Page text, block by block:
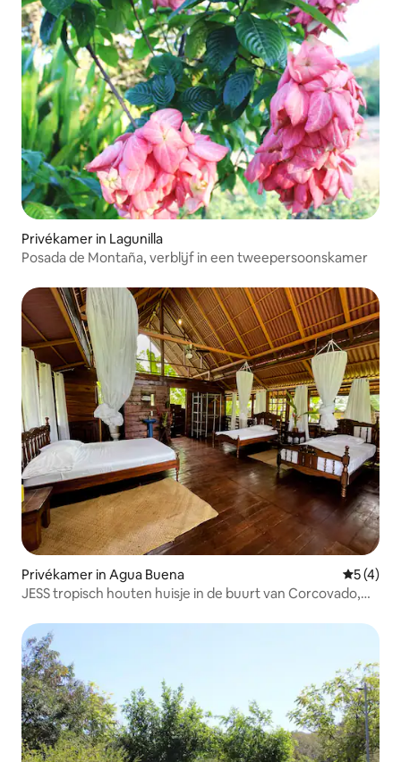
Privékamer in Lagunilla
Posada de Montaña, verblijf in een tweepersoonskamer
Privékamer in Agua Buena
5 (4)
JESS tropisch houten huisje in de buurt van Corcovado,